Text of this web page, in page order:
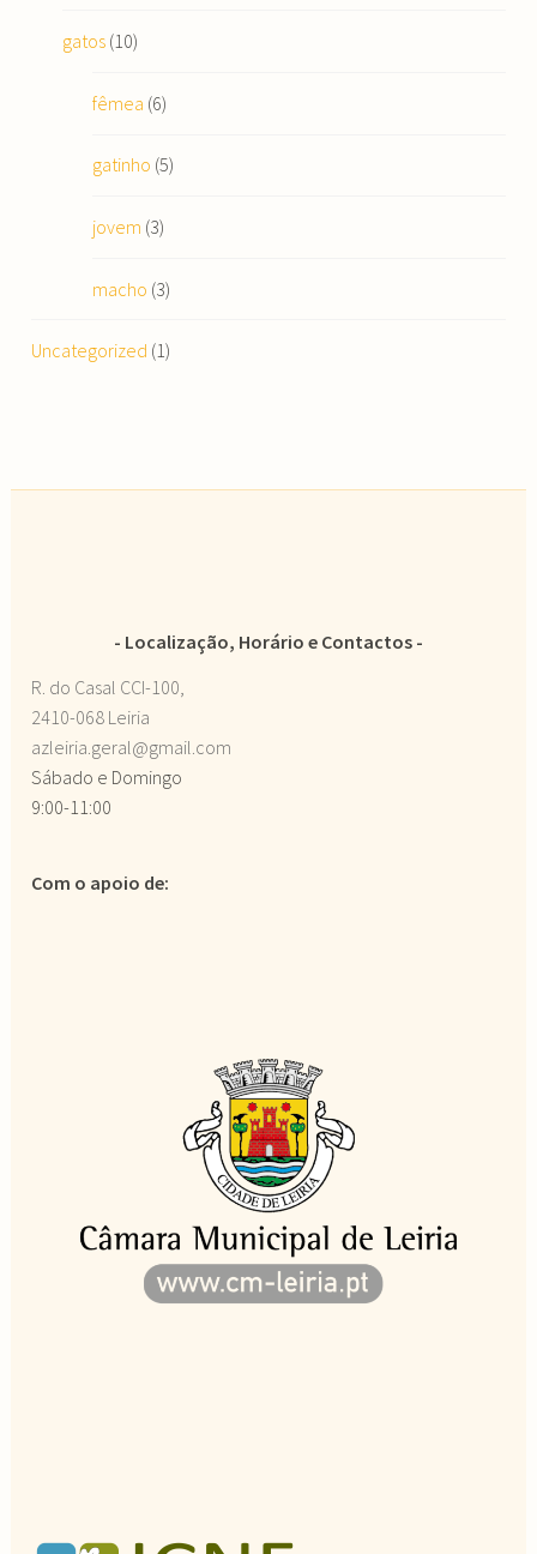
gatos(10)
fêmea (6)
gatinho (5)
jovem (3)
macho (3)
Uncategorized (1)
Localização, Horário e Contactos
R. do Casal CCI-100,
2410-068 Leiria
azleiria.geral@gmail.com
Sábado e Domingo
9:00-11:00
Com o apoio de: